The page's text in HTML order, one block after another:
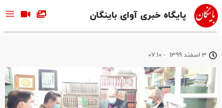
پایگاه خبری آوای باینگان
3 اسفند 1399 -
07:10